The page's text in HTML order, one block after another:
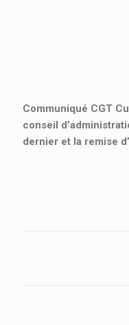
Communiqué CGT
conseil
dernier et la remise